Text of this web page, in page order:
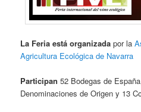
La Feria está organizadapor la
Agricultura Ecológica de Navarra
Participan 52 Bodegas de
Denominaciones de Origen y 13